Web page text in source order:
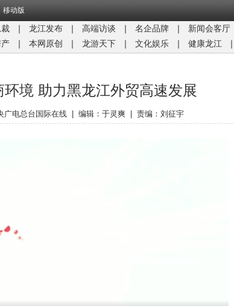
移动版
｜ 龙江发布 ｜ 高端访谈 ｜ 名企品牌 ｜ 新闻会客厅
｜ 本网原创 ｜ 龙游天下 ｜ 文化娱乐 ｜ 健康龙江 ｜
境 助力黑龙江外贸高速发展
广电总台国际在线 编辑：于灵爽 责编：刘征宇